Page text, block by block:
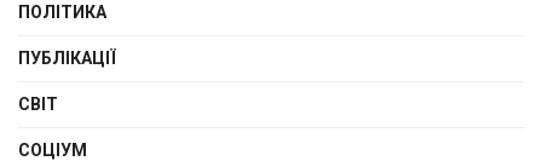
ПОЛІТИКА
ПУБЛІКАЦІЇ
СВІТ
СОЦІУМ